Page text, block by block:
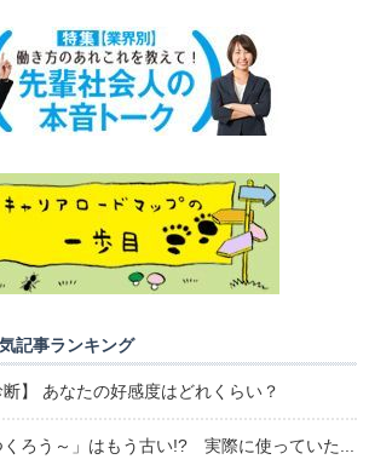
記事ランキング
断】 あなたの好感度はどれくらい？
くろう～」はもう古い!? 実際に使っていた...